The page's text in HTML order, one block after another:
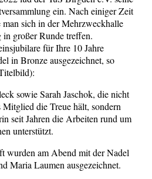
ein. Nach einiger Zeit
sich in der Mehrzweckhalle
großer Runde treffen.
für Ihre 10 Jahre
in Bronze ausgezeichnet, so
sowie Sarah Jaschok, die nicht
die Treue hält, sondern
seit Jahren die Arbeiten rund um
unterstützt.
wurden am Abend mit der Nadel
Maria Laumen ausgezeichnet.